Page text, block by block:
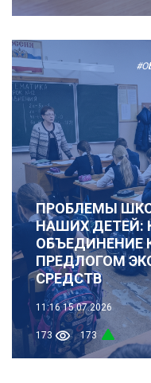
ПРОБЛЕМЫ
НАШИХ ДЕТЕЙ:
ОБЪЕДИНЕНИЕ
ПРЕДЛОГОМ
СРЕДСТВ
11:16 15.07.2026
173 173